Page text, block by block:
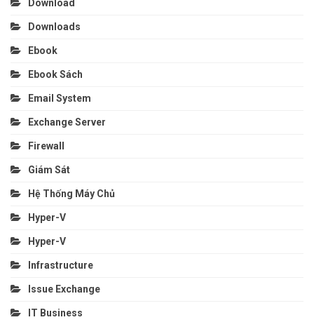
Download
Downloads
Ebook
Ebook Sách
Email System
Exchange Server
Firewall
Giám Sát
Hệ Thống Máy Chủ
Hyper-V
Hyper-V
Infrastructure
Issue Exchange
IT Business